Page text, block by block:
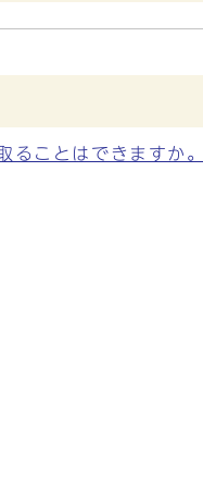
ことはできますか。